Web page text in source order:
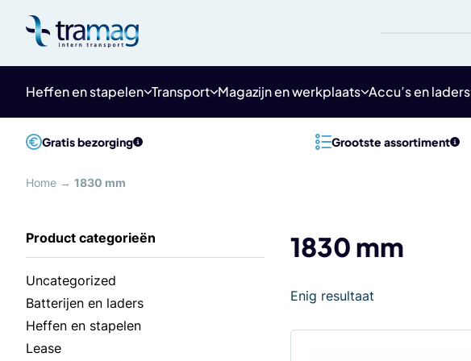
content
Heffen en stapelen Transport Magazijn en werkplaats Accu’s en laders
Gratis bezorging Grootste assortiment
Home → 1830 mm
1830 mm
Uncategorized
Batterijen en laders
Heffen en stapelen
Lease
Enig resultaat